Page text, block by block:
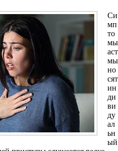
Си
мп
то
мы
аст
мы
но
сят
ин
ди
ви
ду
ал
ьн
ый